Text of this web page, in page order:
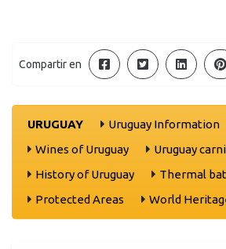
Compartir en
URUGUAY
Uruguay Information
Wines of Uruguay
Uruguay
History of Uruguay
Thermal
Protected Areas
World